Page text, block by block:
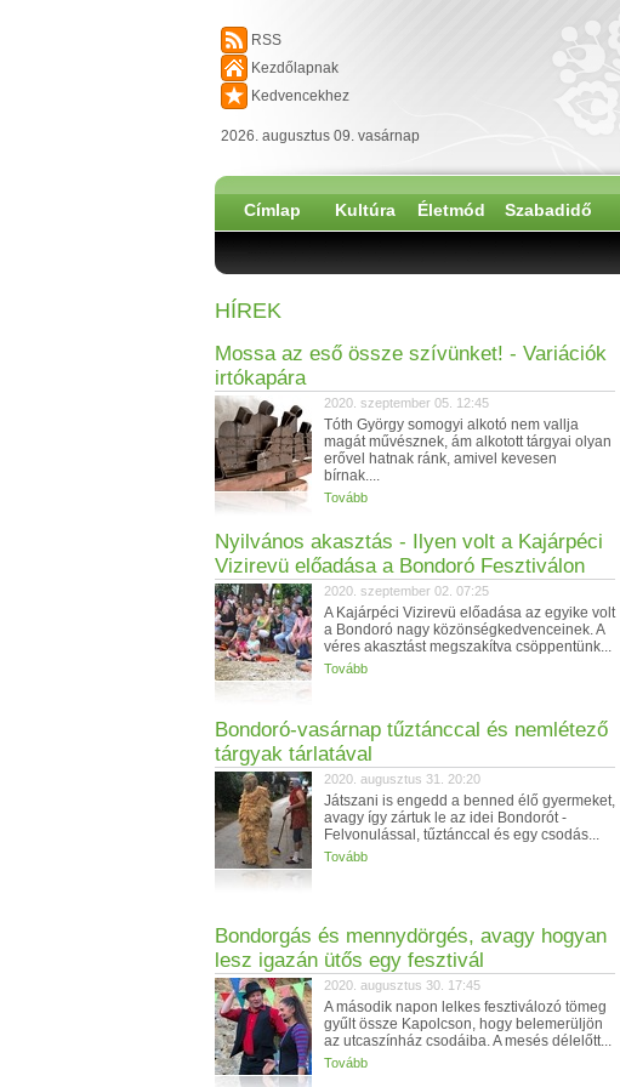
RSS
Kezdőlapnak
Kedvencekhez
2026. augusztus 09. vasárnap
Címlap Kultúra Életmód Szabadidő
HÍREK
Mossa az eső össze szívünket! - Variációk
irtókapára
2020. szeptember 05. 12:45
Tóth György somogyi alkotó nem vallja
magát művésznek, ám alkotott tárgyai olyan
erővel hatnak ránk, amivel kevesen
bírnak....
Tovább
Nyilvános akasztás - Ilyen volt a Kajárpéci
Vizirevü előadása a Bondoró Fesztiválon
2020. szeptember 02. 07:25
A Kajárpéci Vizirevü előadása az egyike volt
a Bondoró nagy közönségkedvenceinek. A
véres akasztást megszakítva csöppentünk...
Tovább
Bondoró-vasárnap tűztánccal és nemlétező
tárgyak tárlatával
2020. augusztus 31. 20:20
Játszani is engedd a benned élő gyermeket,
avagy így zártuk le az idei Bondorót -
Felvonulással, tűztánccal és egy csodás...
Tovább
Bondorgás és mennydörgés, avagy hogyan
lesz igazán ütős egy fesztivál
2020. augusztus 30. 17:45
A második napon lelkes fesztiválozó tömeg
gyűlt össze Kapolcson, hogy belemerüljön
az utcaszínház csodáiba. A mesés délelőtt...
Tovább